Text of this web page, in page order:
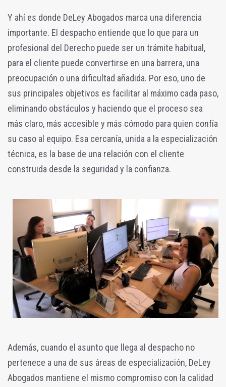
Y ahí es donde DeLey Abogados marca una diferencia
importante. El despacho entiende que lo que para un
profesional del Derecho puede ser un trámite habitual,
para el cliente puede convertirse en una barrera, una
preocupación o una dificultad añadida. Por eso, uno de
sus principales objetivos es facilitar al máximo cada paso,
eliminando obstáculos y haciendo que el proceso sea
más claro, más accesible y más cómodo para quien confía
su caso al equipo. Esa cercanía, unida a la especialización
técnica, es la base de una relación con el cliente
construida desde la seguridad y la confianza.
Además, cuando el asunto que llega al despacho no
pertenece a una de sus áreas de especialización, DeLey
Abogados mantiene el mismo compromiso con la calidad